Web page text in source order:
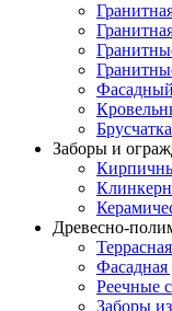
Заборы и
Древесно-
Реечные
Заборы